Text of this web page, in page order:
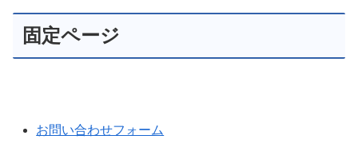
固定ページ
お問い合わせフォーム